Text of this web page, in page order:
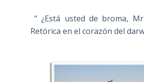
" ¿Está usted de broma,
Retórica en el corazón del